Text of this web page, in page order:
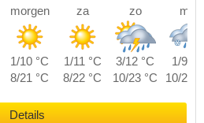
morgen za zo ma
1/10 °C 1/11 °C 3/12 °C
1/9 °C
8/21 °C 8/22 °C 10/23 °C 10/20
Details